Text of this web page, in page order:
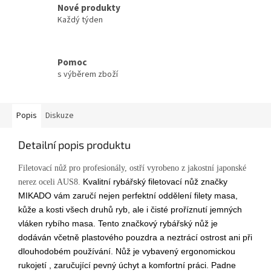
Nové produkty
Každý týden
Pomoc
s výběrem zboží
Popis Diskuze
Detailní popis produktu
Filetovací nůž pro profesionály, ostří vyrobeno z jakostní japonské
nerez oceli AUS8. Kvalitní rybářský filetovací nůž značky
MIKADO vám zaručí nejen perfektní oddělení filety masa,
kůže a kosti všech druhů ryb, ale i čisté proříznutí jemných
vláken rybího masa. Tento značkový rybářský nůž je
dodáván včetně plastového pouzdra a neztrácí ostrost ani při
dlouhodobém používání. Nůž je vybavený ergonomickou
rukojetí , zaručující pevný úchyt a komfortní práci. Padne